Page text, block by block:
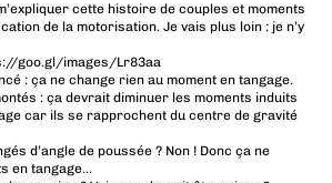
cette histoire de couples et moments
de la motorisation. Je vais plus loin : je n’y
goo.gl/images/Lr83aa
: ça ne change rien au moment en tangage.
: ça devrait diminuer les moments induits
car ils se rapprochent du centre de gravité
d’angle de poussée ? Non ! Donc ça ne
en tangage…